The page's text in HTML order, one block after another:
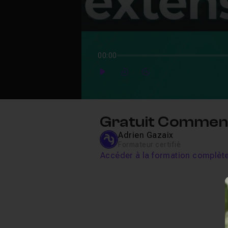
00:00
ForwardForward
Gratuit
Adrien Gazaix
Accéder à la formation